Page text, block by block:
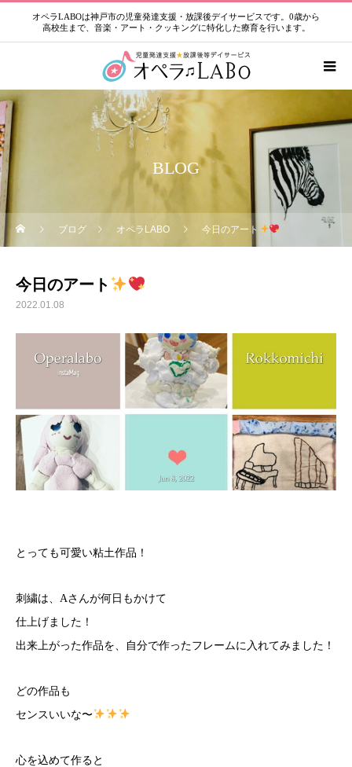
オペラLABOは神戸市の児童発達支援・放課後デイサービスです。0歳から
高校生まで、音楽・アート・クッキングに特化した療育を行います。
BLOG
ブログ オペラLABO 今日のアート
今日のアート
2022.01.08
とっても可愛い粘土作品！
刺繍は、Aさんが何日もかけて
仕上げました！
出来上がった作品を、自分で作ったフレームに入れてみました！
どの作品も
センスいいな〜
心を込めて作ると